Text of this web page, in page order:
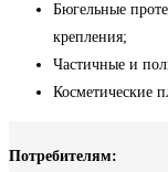
Бюгельные
крепления;
Частичные и
Косметические
Потребителям: